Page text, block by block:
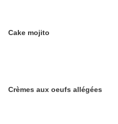
Cake mojito
Crèmes aux oeufs allégées